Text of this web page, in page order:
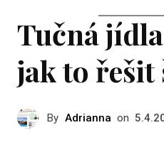
Tučná
jak to řešit
By Adrianna on